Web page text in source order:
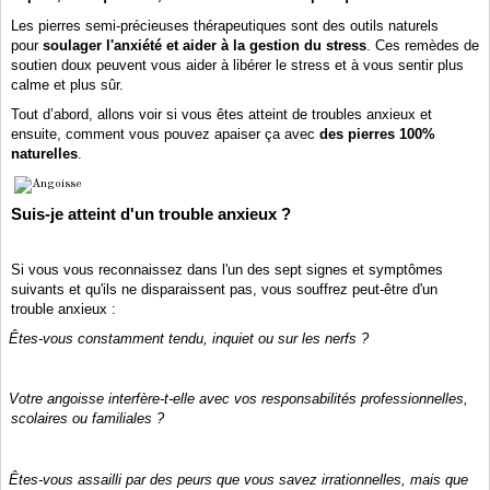
Les pierres semi-précieuses thérapeutiques sont des outils naturels
pour soulager l'anxiété et aider à la gestion du stress. Ces remèdes de
soutien doux peuvent vous aider à libérer le stress et à vous sentir plus
calme et plus sûr.
Tout d’abord, allons voir si vous êtes atteint de troubles anxieux et
ensuite, comment vous pouvez apaiser ça avec des pierres 100%
naturelles.
Suis-je atteint d'un trouble anxieux ?
Si vous vous reconnaissez dans l'un des sept signes et symptômes
suivants et qu'ils ne disparaissent pas, vous souffrez peut-être d'un
trouble anxieux :
Êtes-vous constamment tendu, inquiet ou sur les nerfs ?
Votre angoisse interfère-t-elle avec vos responsabilités professionnelles,
scolaires ou familiales ?
Êtes-vous assailli par des peurs que vous savez irrationnelles, mais que